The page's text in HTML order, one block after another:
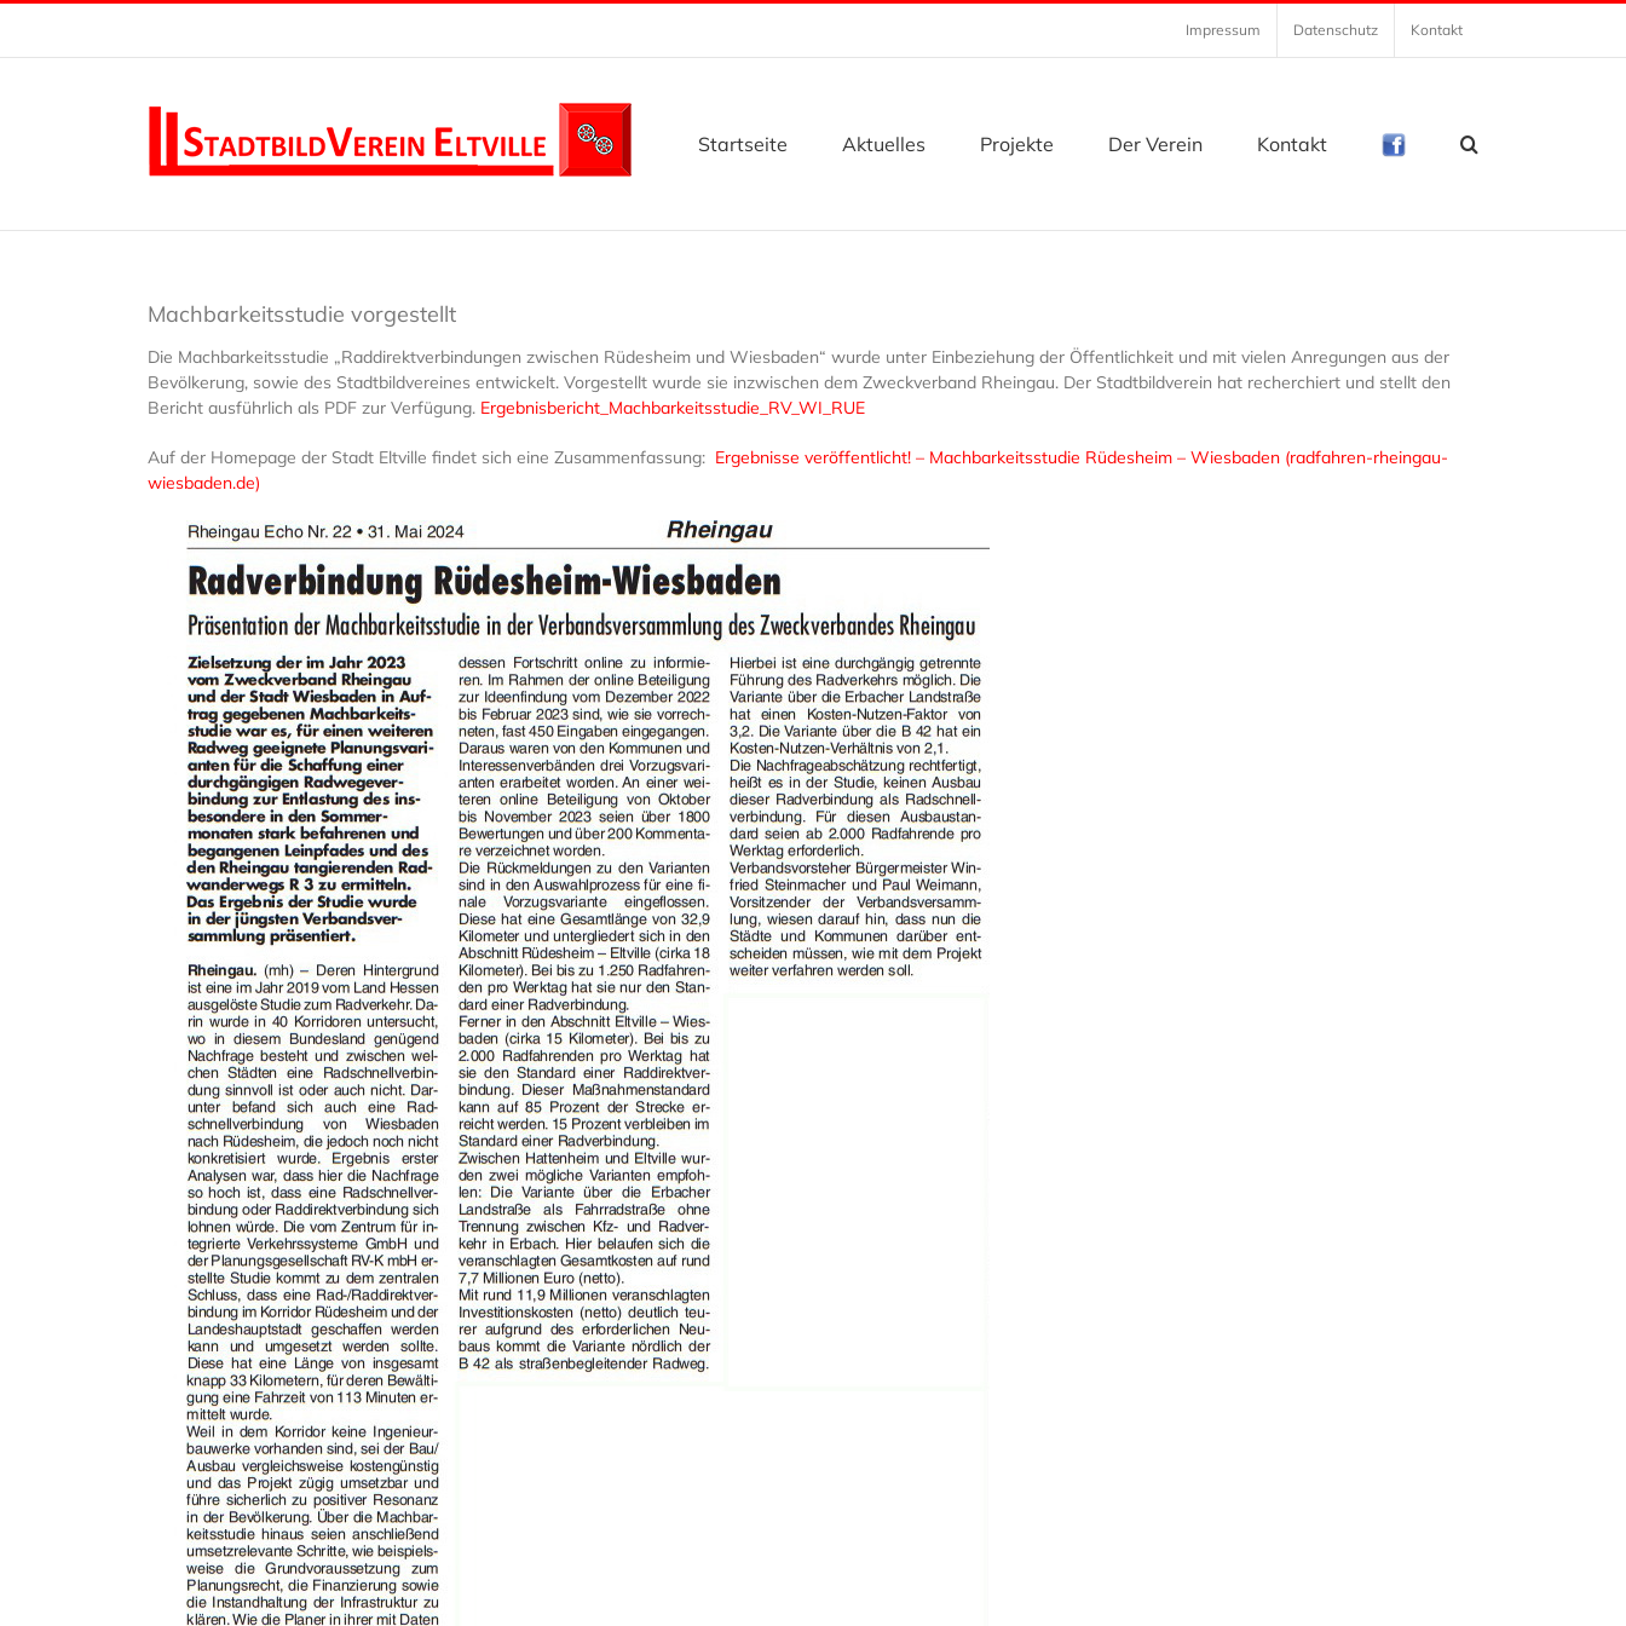
Zum
springen
Impressum Datenschutz Kontakt
Startseite Aktuelles Projekte Der Verein Kontakt
Machbarkeitsstudie vorgestellt
Die Machbarkeitsstudie „Raddirektverbindungen zwischen Rüdesheim und Wiesbaden“ wurde unter Einbeziehung der Öffentlichkeit und mit vielen Anregungen aus der
Bevölkerung, sowie des Stadtbildvereines entwickelt. Vorgestellt wurde sie inzwischen dem Zweckverband Rheingau. Der Stadtbildverein hat recherchiert und stellt den
Bericht ausführlich als PDF zur Verfügung. Ergebnisbericht_Machbarkeitsstudie_RV_WI_RUE
Auf der Homepage der Stadt Eltville findet sich eine Zusammenfassung: Ergebnisse veröffentlicht! – Machbarkeitsstudie Rüdesheim – Wiesbaden (radfahren-rheingau-
wiesbaden.de)